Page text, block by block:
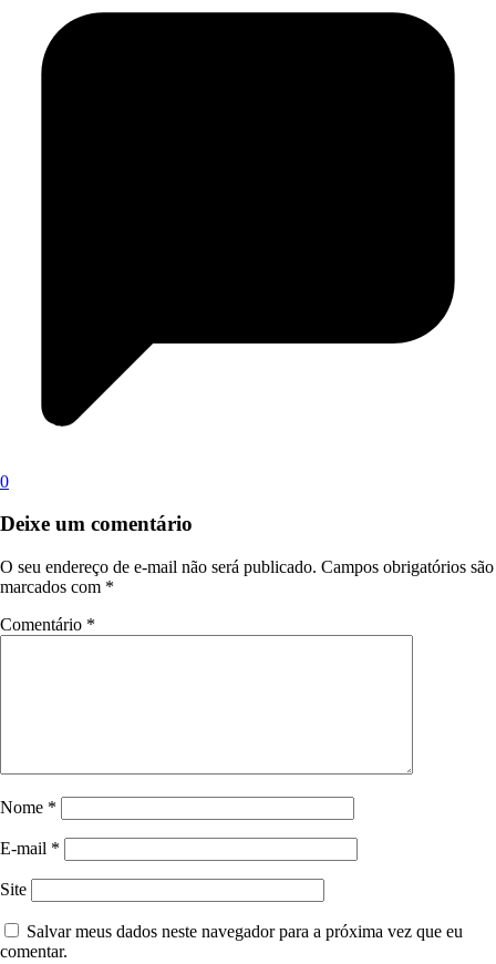
0
Deixe um comentário
O seu endereço de e-mail não será publicado. Campos obrigatórios são
marcados com *
Comentário *
Nome *
E-mail *
Site
Salvar meus dados neste navegador para a próxima vez que eu
comentar.